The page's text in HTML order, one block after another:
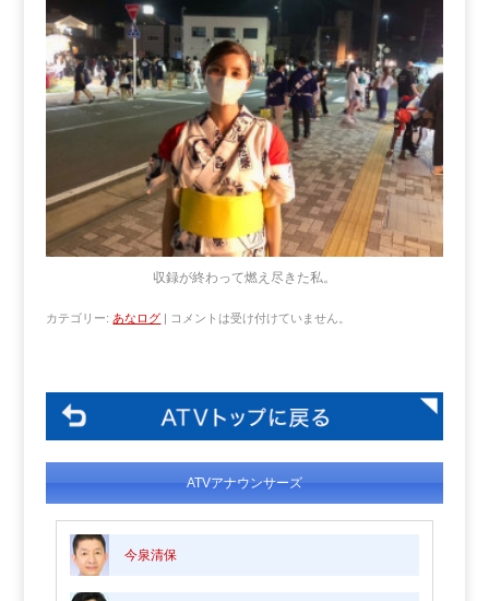
収録が終わって燃え尽きた私。
カテゴリー: あなログ コメントは受け付けていません。
ATVアナウンサーズ
今泉清保